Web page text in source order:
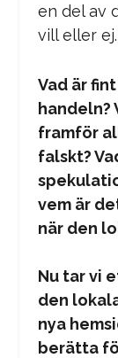
en del av
vill eller ej.
Vad är
handeln?
framför
falskt?
vem är
när den
Nu tar vi
den
nya
berätta